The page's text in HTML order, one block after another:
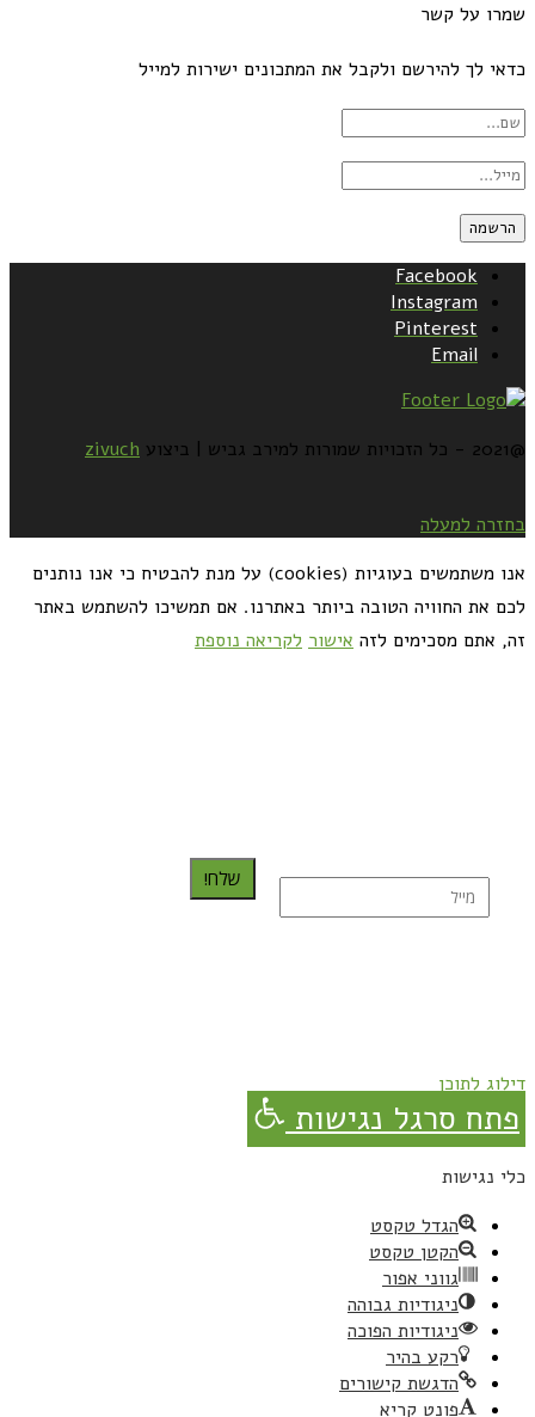
שמרו על קשר
כדאי לך להירשם ולקבל את המתכונים ישירות למייל
Facebook
Instagram
Pinterest
Email
@2021 - כל הזכויות שמורות למירב גביש | ביצוע zivuch
בחזרה למעלה
אנו משתמשים בעוגיות (cookies) על מנת להבטיח כי אנו נותנים
לכם את החוויה הטובה ביותר באתרנו. אם תמשיכו להשתמש באתר
זה, אתם מסכימים לזה אישור לקריאה נוספת
שלח!
דילוג לתוכן
פתח סרגל נגישות
כלי נגישות
הגדל טקסט
הקטן טקסט
גווני אפור
ניגודיות גבוהה
ניגודיות הפוכה
רקע בהיר
הדגשת קישורים
פונט קריא